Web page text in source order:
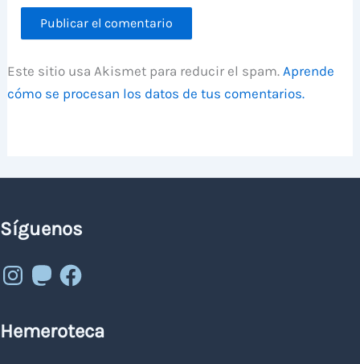
Este sitio usa Akismet para reducir el spam.Aprende
cómo se procesan los datos de tus comentarios.
Síguenos
Instagram
MastodonFacebook
Hemeroteca